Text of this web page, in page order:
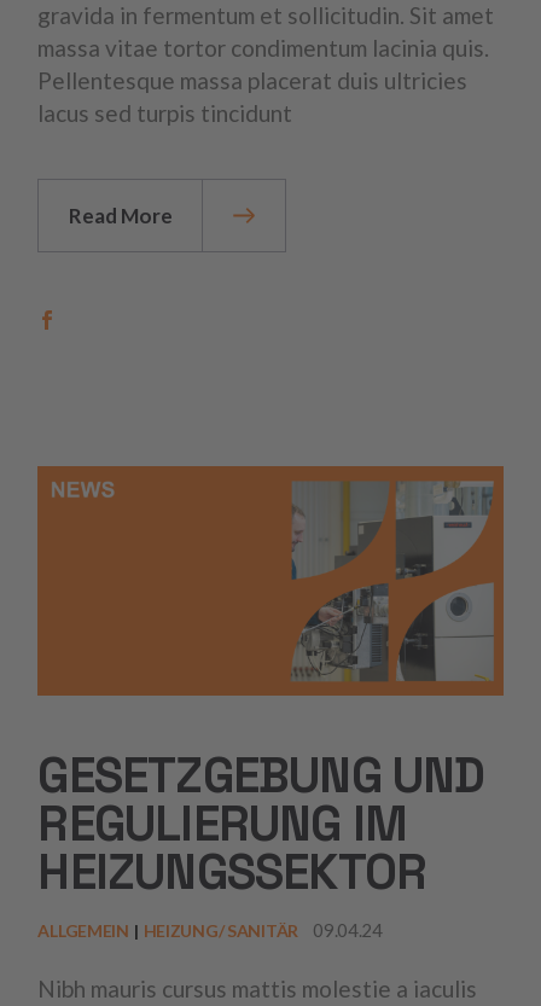
gravida in fermentum et sollicitudin. Sit amet
massa vitae tortor condimentum lacinia quis.
Pellentesque massa placerat duis ultricies
lacus sed turpis tincidunt
Read More
GESETZGEBUNG UND
REGULIERUNG IM
HEIZUNGSSEKTOR
ALLGEMEIN HEIZUNG/ SANITÄR 09.04.24
Nibh mauris cursus mattis molestie a iaculis